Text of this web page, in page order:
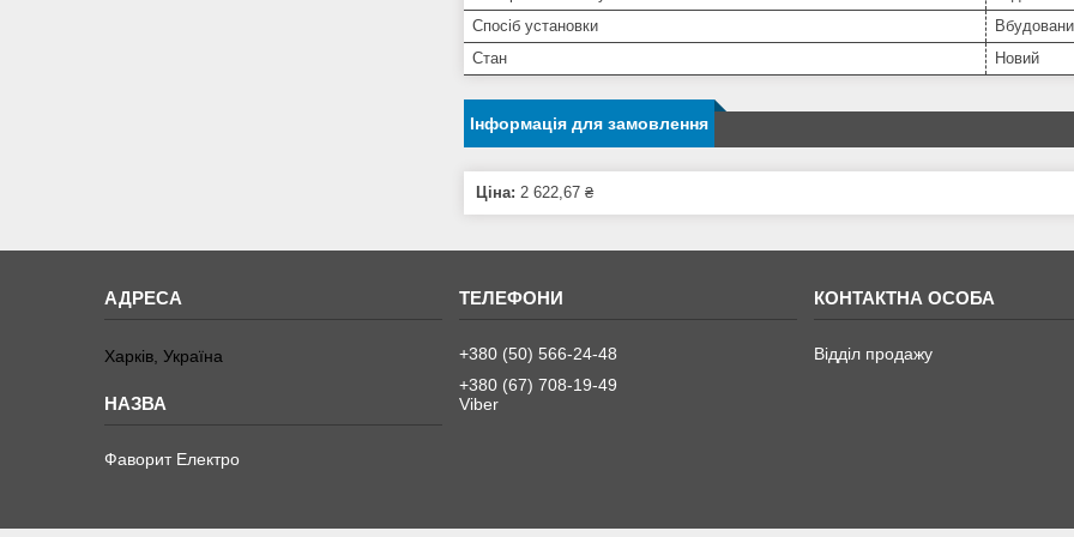
Спосіб установки
Стан
Новий
Інформація для замовлення
Ціна: 2 622,67 ₴
Харків, Україна
Фаворит Електро
+380 (50) 566-24-48
+380 (67) 708-19-49
Viber
Відділ продажу